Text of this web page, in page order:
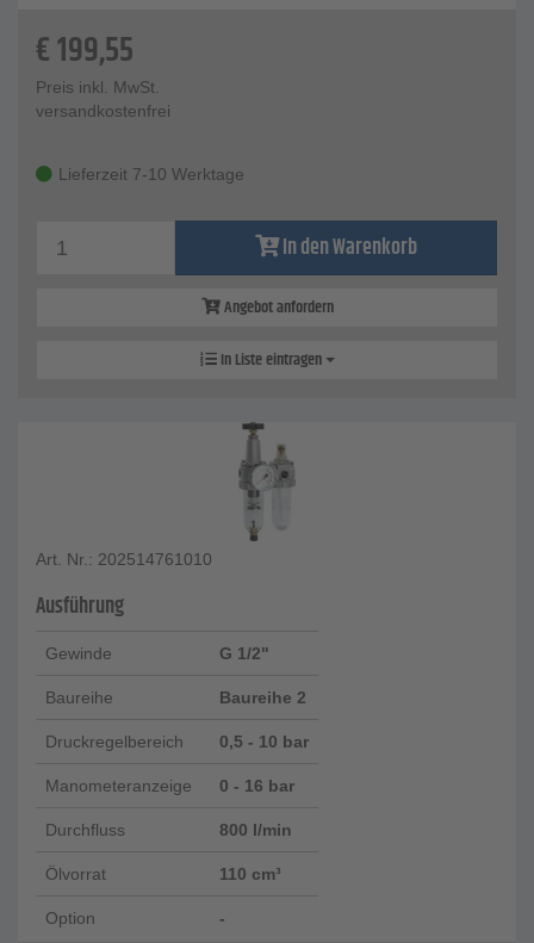
€199,55
Preis inkl. MwSt.
versandkostenfrei
Lieferzeit 7-10 Werktage
In den Warenkorb
Angebot anfordern
In Liste eintragen
Art. Nr.: 202514761010
Ausführung
Gewinde G 1/2"
Baureihe Baureihe 2
Druckregelbereich 0,5 - 10 bar
Manometeranzeige 0 - 16 bar
Durchfluss 800 l/min
Ölvorrat 110 cm³
Option -